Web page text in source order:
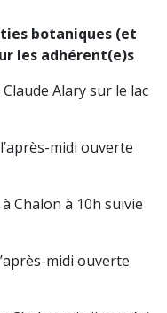
botaniques (et
les adhérent(e)s
Alary sur le lac
midi ouverte
à Chalon à 10h suivie
midi ouverte